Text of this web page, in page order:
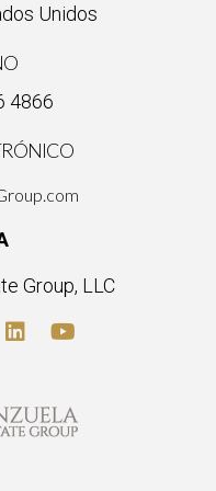
Estoy aquí
Unidos
4866
Group, LLC